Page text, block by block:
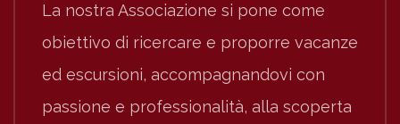
La nostra Associazione si pone come
obiettivo di ricercare e proporre vacanze
ed escursioni, accompagnandovi con
passione e professionalità, alla scoperta